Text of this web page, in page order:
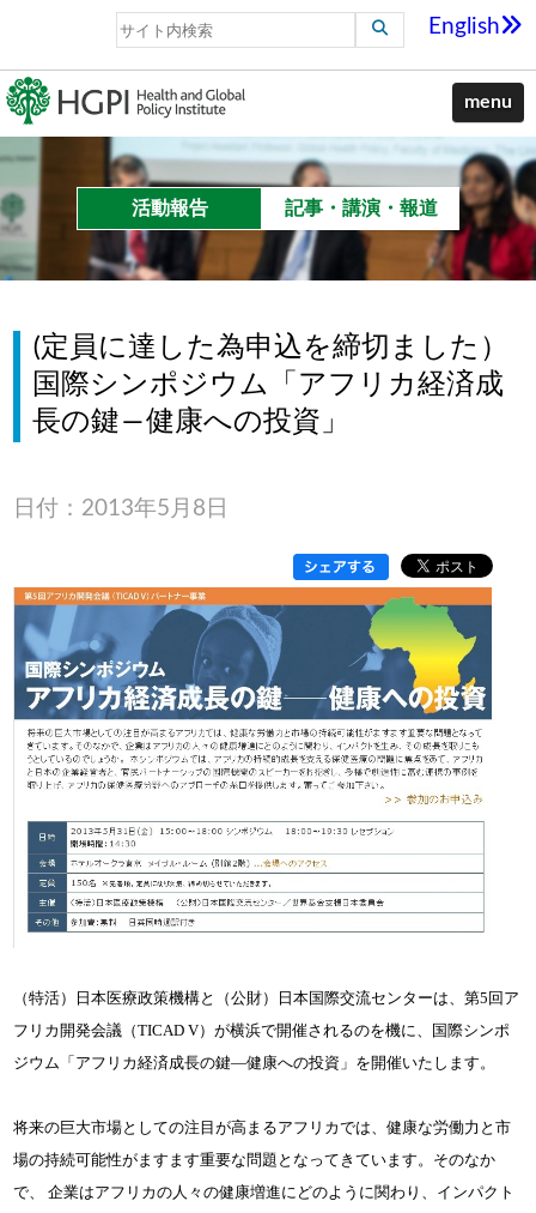
English
menu
活動報告 記事・講演・報道
(定員に達した為申込を締切ました）
国際シンポジウム「アフリカ経済成
長の鍵―健康への投資」
日付：2013年5月8日
（特活）日本医療政策機構と（公財）日本国際交流センターは、第5回ア
フリカ開発会議（TICAD V）が横浜で開催されるのを機に、 国際シンポ
ジウム「アフリカ経済成長の鍵―健康への投資」を開催いたします。
将来の巨大市場としての注目が高まるアフリカでは、健康な労働力と市
場の持続可能性がますます重要な問題となってきています。そのなか
で、 企業はアフリカの人々の健康増進にどのように関わり、インパクト